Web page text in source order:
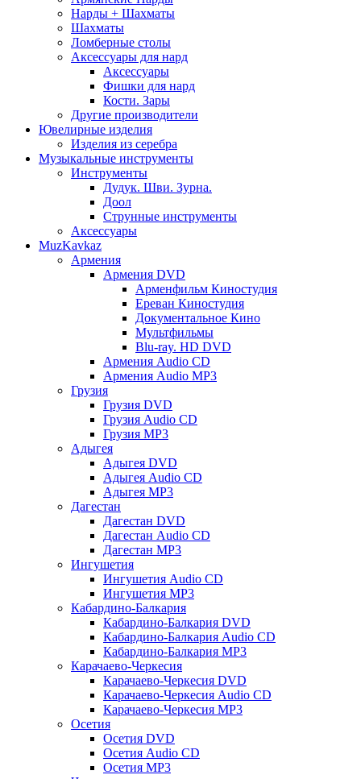
Нарды + Шахматы
Шахматы
Ломберные столы
Аксессуары для нард
Аксессуары
Фишки для нард
Кости. Зары
Другие производители
Ювелирные изделия
Изделия из серебра
Музыкальные инструменты
Инструменты
Дудук. Шви. Зурна.
Доол
Струнные инструменты
Аксессуары
MuzKavkaz
Армения
Армения DVD
Арменфильм Киностудия
Ереван Киностудия
Документальное Кино
Мультфильмы
Blu-ray. HD DVD
Армения Audio CD
Армения Audio MP3
Грузия
Грузия DVD
Грузия Audio CD
Грузия MP3
Адыгея
Адыгея DVD
Адыгея Audio CD
Адыгея MP3
Дагестан
Дагестан DVD
Дагестан Audio CD
Дагестан MP3
Ингушетия
Ингушетия Audio CD
Ингушетия MP3
Кабардино-Балкария
Кабардино-Балкария DVD
Кабардино-Балкария Audio CD
Кабардино-Балкария MP3
Карачаево-Черкесия
Карачаево-Черкесия DVD
Карачаево-Черкесия Audio CD
Карачаево-Черкесия MP3
Осетия
Осетия DVD
Осетия Audio CD
Осетия MP3